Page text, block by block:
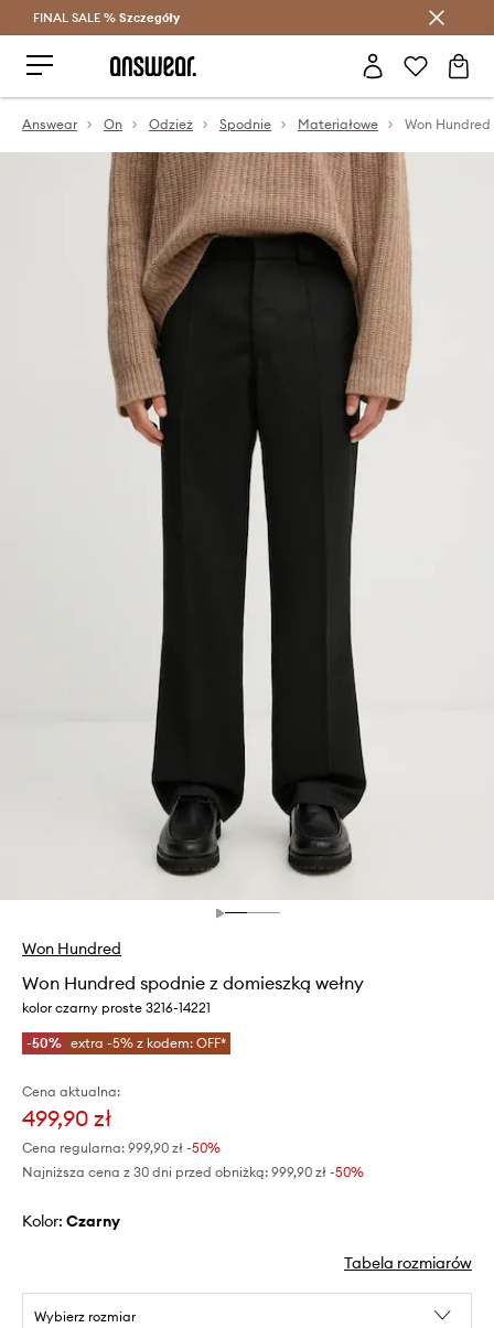
Oszczędzaj z Answear Club >
FINAL SALE % Szczegóły
Answear On Odzież Spodnie Materiałowe
Won Hundred
Won Hundred spodnie z domieszką wełny
kolor czarny proste 3216-14221
-50% extra -5% z kodem: OFF*
Cena aktualna:
499,90 zł
Cena regularna: 999,90 zł -50%
Najniższa cena z 30 dni przed obniżką: 999,90 zł -50%
Kolor: czarny
Tabela rozmiarów
Wybierz rozmiar